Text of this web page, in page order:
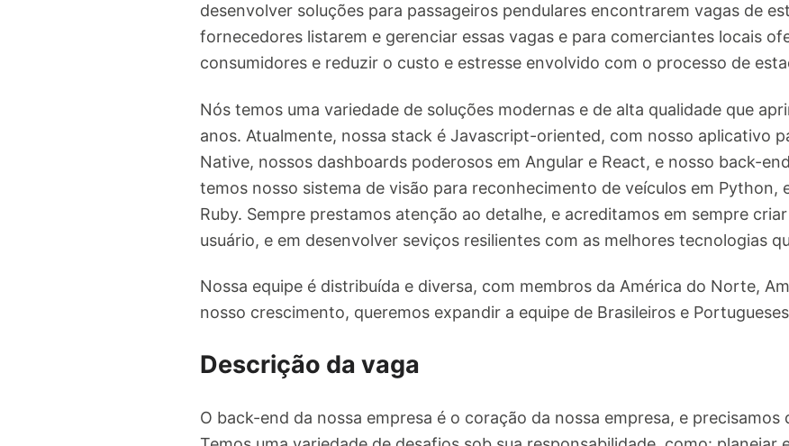
desenvolver soluções para passageiros pendulares encontrarem vagas de
fornecedores listarem e gerenciar essas vagas e para comerciantes locais
consumidores e reduzir o custo e estresse envolvido com o processo de
Nós temos uma variedade de soluções modernas e de alta qualidade que
anos. Atualmente, nossa stack é Javascript-oriented, com nosso aplicativo
Native, nossos dashboards poderosos em Angular e React, e nosso back-
temos nosso sistema de visão para reconhecimento de veículos em Python,
Ruby. Sempre prestamos atenção ao detalhe, e acreditamos em sempre
usuário, e em desenvolver seviços resilientes com as melhores tecnologias
Nossa equipe é distribuída e diversa, com membros da América do Norte,
nosso crescimento, queremos expandir a equipe de Brasileiros e
Descrição da vaga
O back-end da nossa empresa é o coração da nossa empresa, e precisamos